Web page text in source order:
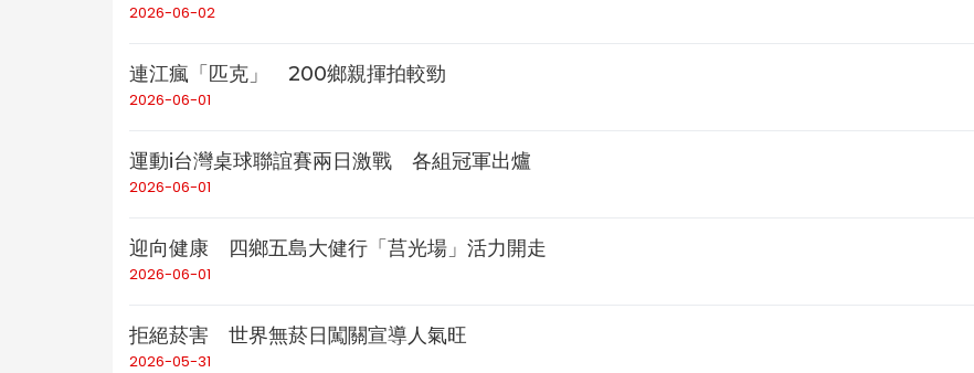
2026-06-02
連江瘋「匹克」 200鄉親揮拍較勁
2026-06-01
運動i台灣桌球聯誼賽兩日激戰 各組冠軍出爐
2026-06-01
迎向健康 四鄉五島大健行「莒光場」活力開走
2026-06-01
拒絕菸害 世界無菸日闖關宣導人氣旺
2026-05-31